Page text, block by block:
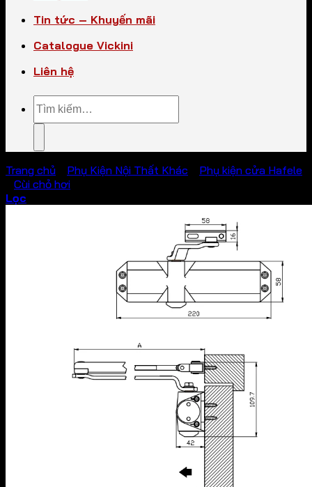
Tin tức – Khuyến mãi
Catalogue Vickini
Liên hệ
Tìm
kiếm:
Trang chủ Phụ Kiện Nội Thất Khác
Phụ kiện cửa Hafele
Cùi chỏ hơi
Lọc